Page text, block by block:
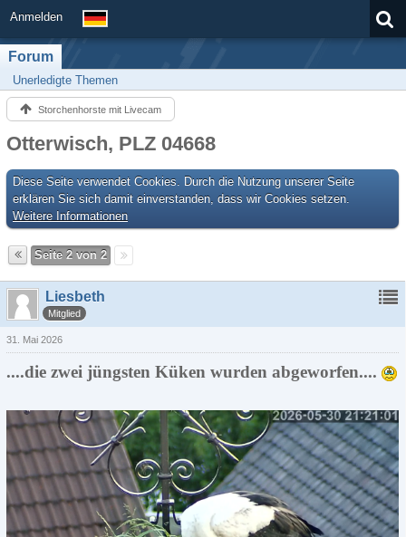
Anmelden
Forum
Unerledigte Themen
Storchenhorste mit Livecam
Otterwisch, PLZ 04668
Diese Seite verwendet Cookies. Durch die Nutzung unserer Seite
erklären Sie sich damit einverstanden, dass wir Cookies setzen.
Weitere Informationen
Seite 2 von 2
Liesbeth
Mitglied
31. Mai 2026
....die zwei jüngsten Küken wurden abgeworfen....